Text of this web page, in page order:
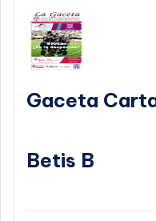
Gaceta
Betis B